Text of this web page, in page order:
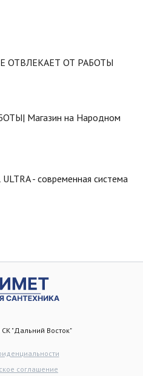
ОТВЛЕКАЕТ ОТ РАБОТЫ
Магазин на Народном
- современная система
"Дальний Восток"
соглашение